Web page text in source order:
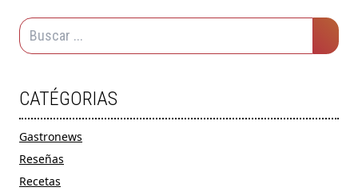
CATÉGORIAS
Gastronews
Reseñas
Recetas